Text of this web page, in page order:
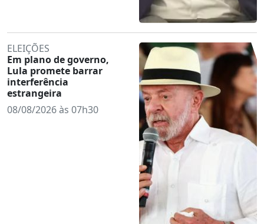
ELEIÇÕES
Em plano de governo,
Lula promete barrar
interferência
estrangeira
08/08/2026 às 07h30